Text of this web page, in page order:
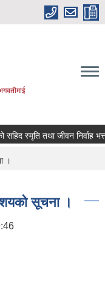
स्मृति तथा जीवन निर्वाह भत्ता
।
सूचना ।